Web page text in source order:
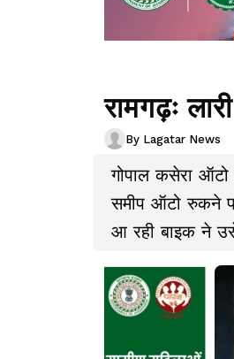
रामगढ़ः
By Lagatar News
गोपाल कसेरा
समीप ऑटो रुकने
आ रही बाइक ने